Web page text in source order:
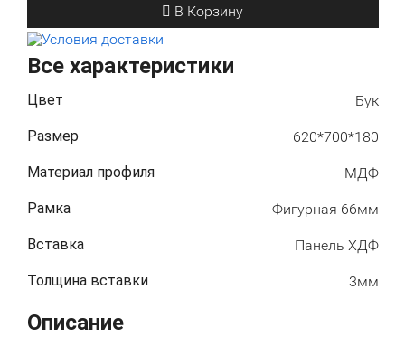
В Корзину
Условия доставки
Все характеристики
Цвет Бук
Размер 620*700*180
Материал профиля МДФ
Рамка Фигурная 66мм
Вставка Панель ХДФ
Толщина вставки 3мм
Описание